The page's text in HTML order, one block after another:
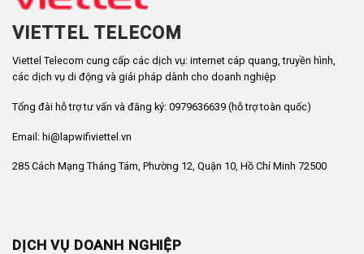
VIETTEL TELECOM
Viettel Telecom cung cấp các dịch vụ: internet cáp quang, truyền hình,
các dịch vụ di động và giải pháp dành cho doanh nghiệp
Tổng đài hỗ trợ tư vấn và đăng ký: 0979636639 (hỗ trợ toàn quốc)
Email: hi@lapwifiviettel.vn
285 Cách Mạng Tháng Tám, Phường 12, Quận 10, Hồ Chí Minh 72500
DỊCH VỤ DOANH NGHIỆP